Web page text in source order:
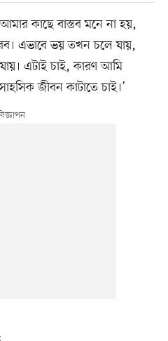
কাছে বাস্তব মনে না হয়,
এভাবে ভয় তখন চলে যায়,
এটাই চাই, কারণ আমি
জীবন কাটাতে চাই।’